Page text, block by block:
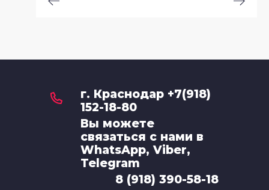
г. Краснодар +7(918)
152-18-80
Вы можете
связаться с нами в
WhatsApp, Viber,
Telegram
8 (918) 390-58-18